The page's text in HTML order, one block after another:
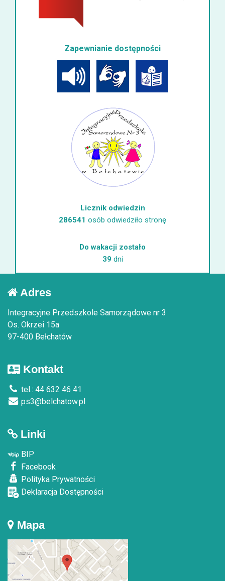
Zapewnianie dostępności
Licznik odwiedzin
286541 osób odwiedziło stronę
Do wakacji zostało
39dni
Adres
Integracyjne Przedszkole Samorządowe nr 3
Os. Okrzei 15a
97-400 Bełchatów
Kontakt
tel.: 44 632 46 41
ps3@belchatow.pl
Linki
BIP
Facebook
Polityka Prywatności
Deklaracja Dostępności
Mapa